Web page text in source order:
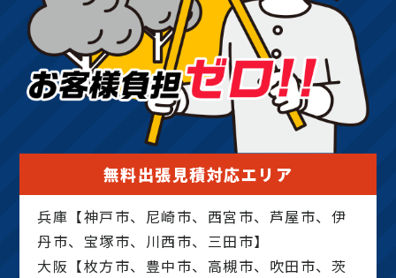
無料出張見積対応エリア
兵庫【神戸市、尼崎市、西宮市、芦屋市、伊
丹市、宝塚市、川西市、三田市】
大阪【枚方市、豊中市、高槻市、吹田市、茨